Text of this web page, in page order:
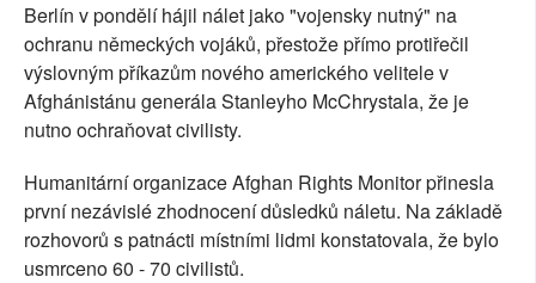
Berlín v pondělí hájil nálet jako "vojensky nutný" na
ochranu německých vojáků, přestože přímo protiřečil
výslovným příkazům nového amerického velitele v
Afghánistánu generála Stanleyho McChrystala, že je
nutno ochraňovat civilisty.
Humanitární organizace Afghan Rights Monitor přinesla
první nezávislé zhodnocení důsledků náletu. Na základě
rozhovorů s patnácti místními lidmi konstatovala, že bylo
usmrceno 60 - 70 civilistů.